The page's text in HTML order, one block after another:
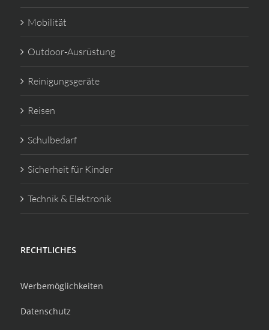
Mobilität
Outdoor-Ausrüstung
Reinigungsgeräte
Reisen
Schulbedarf
Sicherheit für Kinder
Technik & Elektronik
RECHTLICHES
Werbemöglichkeiten
Datenschutz